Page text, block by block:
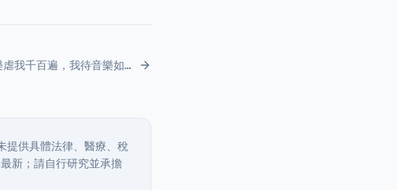
音樂虐我千百遍，我待音樂如初戀
提供具體法律、醫療、稅
新；請自行研究並承擔